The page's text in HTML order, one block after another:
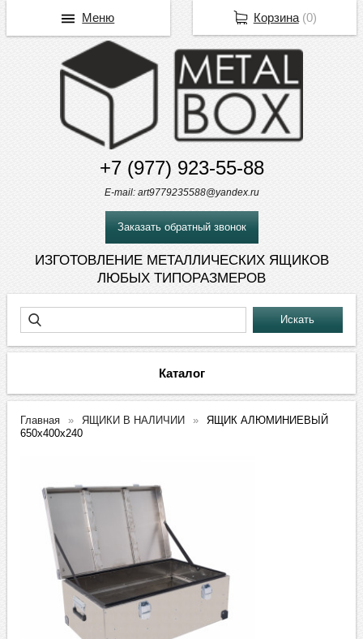
+7 (977) 923-55-88
E-mail: art9779235588@yandex.ru
Заказать обратный звонок
ИЗГОТОВЛЕНИЕ МЕТАЛЛИЧЕСКИХ ЯЩИКОВ
ЛЮБЫХ ТИПОРАЗМЕРОВ
Каталог
Главная ЯЩИКИ В НАЛИЧИИ
ЯЩИК АЛЮМИНИЕВЫЙ
650х400х240
Корзина(0)
Меню